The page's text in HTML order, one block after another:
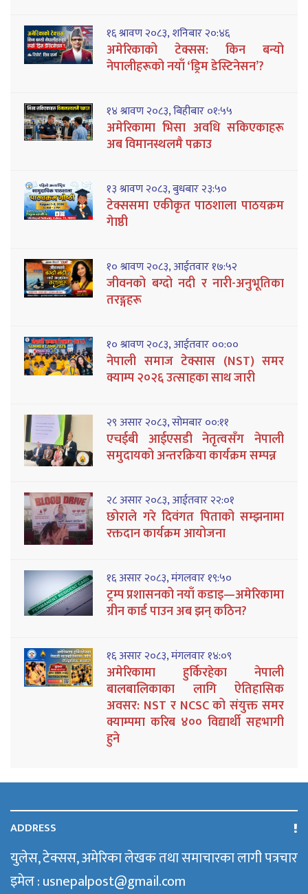
१६ श्रावण २०८३, शनिबार २०:४६
अमेरिकाको टेक्सस: किन बन्यो
नेपालीहरूको नयाँ ‘ड्रिम डेस्टिनेसन’?
१४ श्रावण २०८३, बिहीबार ०१:५५
अमेरिकामा भिसा अवधि सकिएकाहरू
अब विमानस्थलमै पक्राउ
१३ श्रावण २०८३, बुधबार २३:५०
टेक्ससमा एकीकृत पाठशाला पाठयक्रम
गेाष्ठी
१० श्रावण २०८३, आईतवार १७:५२
जीवनको बग्दो नदी र नारी-अनुभूतिका
तरङ्गहरू
१० श्रावण २०८३, आईतवार ००:००
नेपाली समाज टेक्सास (NST) समर
क्याम्प २०२६ उत्साहका साथ जारी
२९ असार २०८३, सोमबार ००:११
एचईबी आईएसडी नेतृत्वसँग नेपाली
समुदायको अन्तरक्रिया कार्यक्रम सम्पन्न
२८ असार २०८३, आईतवार २२:०१
छोराले गरे दिवंगत पिताको सम्झनामा
रक्तदान कार्यक्रम आयोजना
१६ असार २०८३, मंगलवार १९:५०
ट्रम्प प्रशासनको नयाँ कडाइ—अमेरिकामा
ग्रीन कार्ड पाउन अब झन् कठिन?
१६ असार २०८३, मंगलवार १४:०९
अमेरिकामा हुर्किरहेका नेपाली
बालबालिकाका लागि ऐतिहासिक
अवसर: NST र NCSC को संयुक्त समर
क्याम्पमा करिब ४०० विद्यार्थी सहभागी
हुने
ADDRESS
युलेस, टेक्सस, अमेरिका लेखक तथा समाचारका लागी पत्रचार
इमेल : usnepalpost@gmail.com